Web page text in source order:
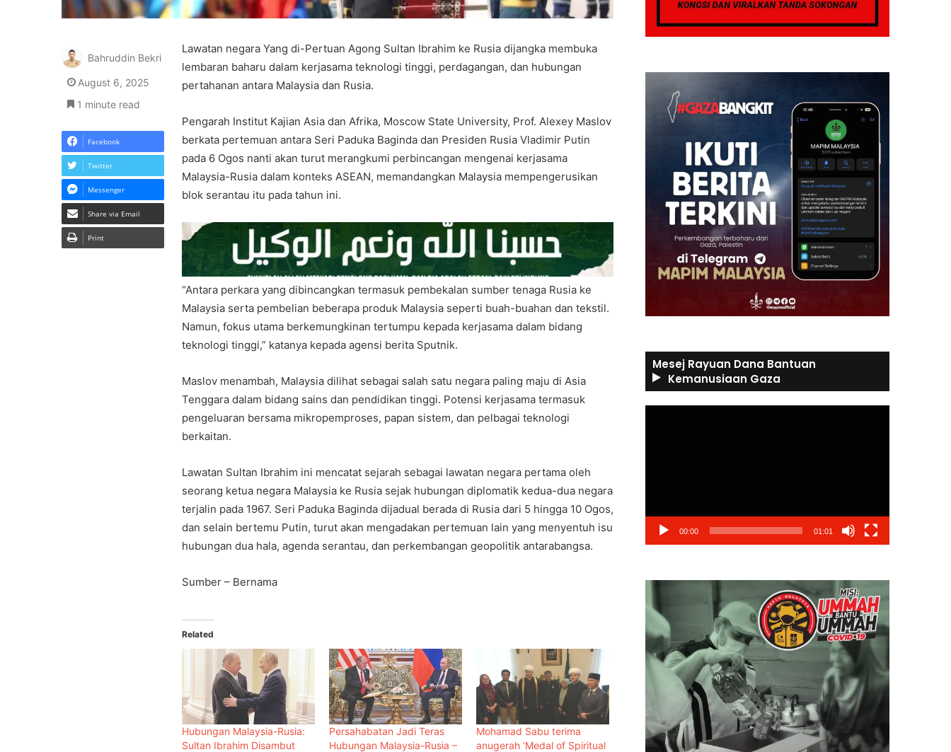
Lawatan negara Yang di-Pertuan Agong Sultan Ibrahim ke Rusia dijangka membuka
lembaran baharu dalam kerjasama teknologi tinggi, perdagangan, dan hubungan
pertahanan antara Malaysia dan Rusia.
Pengarah Institut Kajian Asia dan Afrika, Moscow State University, Prof. Alexey Maslov
berkata pertemuan antara Seri Paduka Baginda dan Presiden Rusia Vladimir Putin
pada 6 Ogos nanti akan turut merangkumi perbincangan mengenai kerjasama
Malaysia-Rusia dalam konteks ASEAN, memandangkan Malaysia mempengerusikan
blok serantau itu pada tahun ini.
“Antara perkara yang dibincangkan termasuk pembekalan sumber tenaga Rusia ke
Malaysia serta pembelian beberapa produk Malaysia seperti buah-buahan dan tekstil.
Namun, fokus utama berkemungkinan tertumpu kepada kerjasama dalam bidang
teknologi tinggi,” katanya kepada agensi berita Sputnik.
Maslov menambah, Malaysia dilihat sebagai salah satu negara paling maju di Asia
Tenggara dalam bidang sains dan pendidikan tinggi. Potensi kerjasama termasuk
pengeluaran bersama mikropemproses, papan sistem, dan pelbagai teknologi
berkaitan.
Lawatan Sultan Ibrahim ini mencatat sejarah sebagai lawatan negara pertama oleh
seorang ketua negara Malaysia ke Rusia sejak hubungan diplomatik kedua-dua negara
terjalin pada 1967. Seri Paduka Baginda dijadual berada di Rusia dari 5 hingga 10 Ogos,
dan selain bertemu Putin, turut akan mengadakan pertemuan lain yang menyentuh isu
hubungan dua hala, agenda serantau, dan perkembangan geopolitik antarabangsa.
Sumber – Bernama
Related
Hubungan Malaysia-Rusia:
Sultan Ibrahim Disambut
Persahabatan Jadi Teras
Hubungan Malaysia-Rusia –
Mohamad Sabu terima
anugerah ‘Medal of Spiritual
Bahruddin Bekri
August 6, 2025
1 minute read
Facebook
Twitter
Messenger
Share via Email
Print
Mesej Rayuan Dana Bantuan
Kemanusiaan Gaza
00:00 01:01